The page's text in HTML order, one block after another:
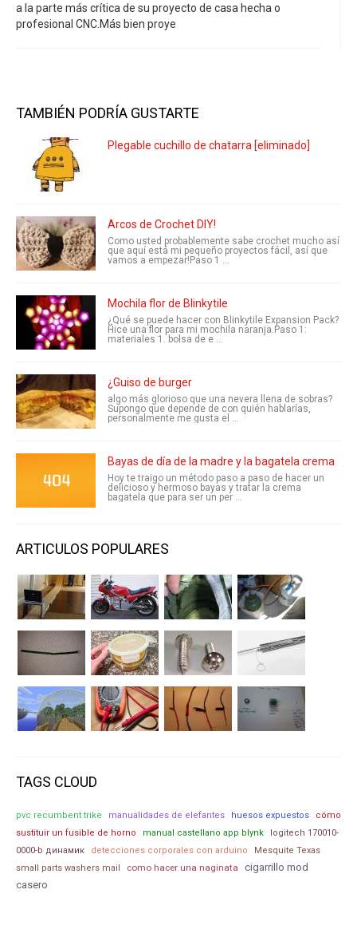
a la parte más crítica de su proyecto de casa hecha o
profesional CNC.Más bien proye
TAMBIÉN PODRÍA GUSTARTE
Plegable cuchillo de chatarra [eliminado]
Arcos de Crochet DIY!
Como usted probablemente sabe crochet mucho así
que aquí está mi pequeño proyectos fácil, así que
vamos a empezar!Paso 1 ...
Mochila flor de Blinkytile
¿Qué se puede hacer con Blinkytile Expansion Pack?
Hice una flor para mi mochila naranja.Paso 1:
materiales 1. bolsa de e ...
¿Guiso de burger
algo más glorioso que una nevera llena de sobras?
Supongo que depende de con quién hablarías,
personalmente me gusta el ...
Bayas de día de la madre y la bagatela crema
Hoy te traigo un método paso a paso de hacer un
delicioso y hermoso bayas y tratar la crema
bagatela que para ser un per ...
ARTICULOS POPULARES
TAGS CLOUD
pvc recumbent trike manualidades de elefantes huesos expuestos
cómo
sustituir un fusible de horno
manual castellano app blynk
logitech 170010-
0000-b динамик
detecciones corporales con arduino
Mesquite Texas
small parts washers mail
como hacer una naginata
cigarrillo mod
casero